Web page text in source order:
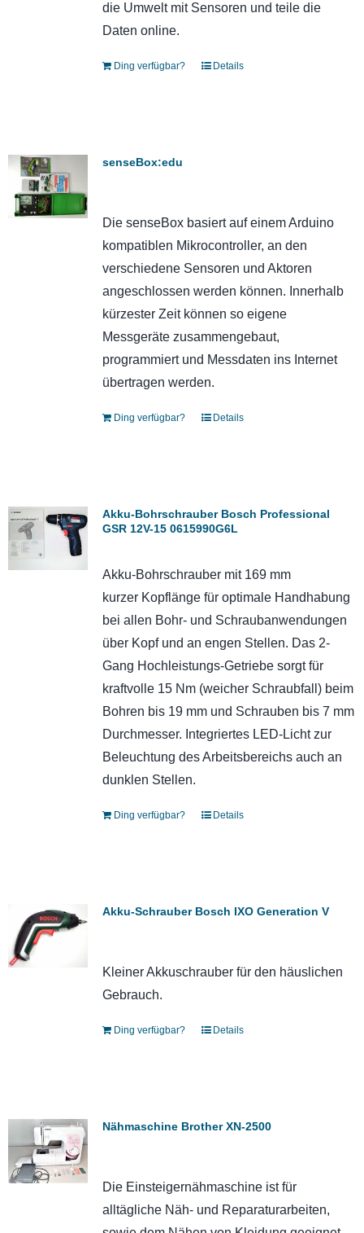
die Umwelt mit Sensoren und teile die
Daten online.
Ding verfügbar? Details
senseBox:edu
Die senseBox basiert auf einem Arduino
kompatiblen Mikrocontroller, an den
verschiedene Sensoren und Aktoren
angeschlossen werden können. Innerhalb
kürzester Zeit können so eigene
Messgeräte zusammengebaut,
programmiert und Messdaten ins Internet
übertragen werden.
Ding verfügbar? Details
Akku-Bohrschrauber Bosch Professional
GSR 12V-15 0615990G6L
Akku-Bohrschrauber mit 169 mm
kurzer Kopflänge für optimale Handhabung
bei allen Bohr- und Schraubanwendungen
über Kopf und an engen Stellen. Das 2-
Gang Hochleistungs-Getriebe sorgt für
kraftvolle 15 Nm (weicher Schraubfall) beim
Bohren bis 19 mm und Schrauben bis 7 mm
Durchmesser. Integriertes LED-Licht zur
Beleuchtung des Arbeitsbereichs auch an
dunklen Stellen.
Ding verfügbar? Details
Akku-Schrauber Bosch IXO Generation V
Kleiner Akkuschrauber für den häuslichen
Gebrauch.
Ding verfügbar? Details
Nähmaschine Brother XN-2500
Die Einsteigernähmaschine ist für
alltägliche Näh- und Reparaturarbeiten,